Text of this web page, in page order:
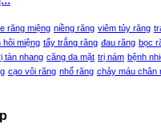
răng miệng niềng răng viêm tủy răng
hôi miệng tẩy trắng răng đau răng bọc
tàn nhang căng da mặt trị nám bệnh
cạo vôi răng nhổ răng chảy máu chân